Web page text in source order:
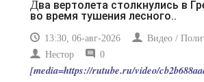
Два вертолета столкнулись в Греции
во время тушения лесного..
13:30, 06-авг-2026
Видео /
Нестор
0
[media=https://rutube.ru/video/